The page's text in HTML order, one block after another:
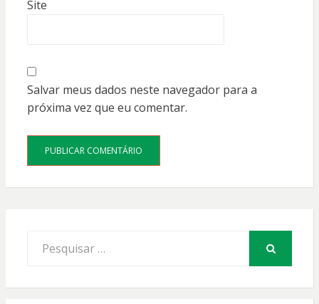
Site
Salvar meus dados neste navegador para a
próxima vez que eu comentar.
por: